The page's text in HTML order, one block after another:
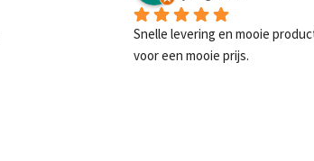
voor
Tevreden klant!